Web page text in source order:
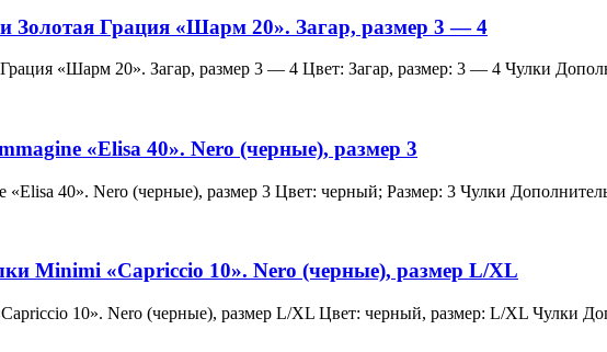
Золотая Грация «Шарм 20». Загар, размер 3 — 4
«Шарм 20». Загар, размер 3 — 4 Цвет: Загар, размер: 3 — 4 Чулки
«Elisa 40». Nero (черные), размер 3
40». Nero (черные), размер 3 Цвет: черный; Размер: 3 Чулки
Minimi «Capriccio 10». Nero (черные), размер L/XL
10». Nero (черные), размер L/XL Цвет: черный, размер: L/XL Чулки